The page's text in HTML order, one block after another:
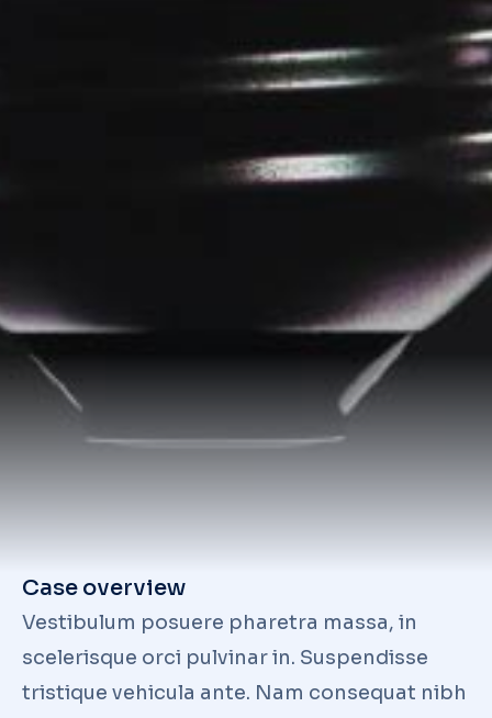
Case overview
Vestibulum posuere pharetra massa, in
scelerisque orci pulvinar in. Suspendisse
tristique vehicula ante. Nam consequat nibh